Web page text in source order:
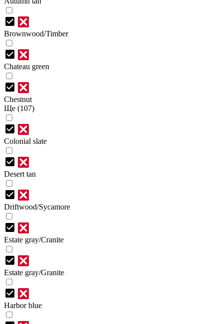
Brownwood/Timber
Chateau green
Chestnut
Ще (107)
Colonial slate
Desert tan
Driftwood/Sycamore
Estate gray/Cranite
Estate gray/Granite
Harbor blue